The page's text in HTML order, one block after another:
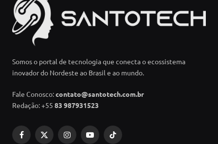
Somos o portal de tecnologia que conecta o ecossistema
inovador do Nordeste ao Brasil e ao mundo.
Fale Conosco:contato@santotech.com.br
Redação: +55 83 987931523
Facebook
X
InstagramYouTubeTikTok